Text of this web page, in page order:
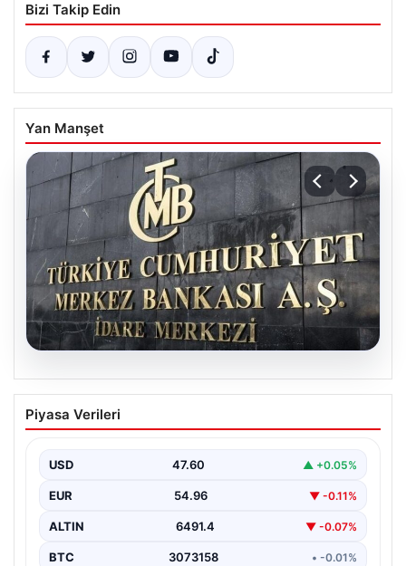
Bizi Takip Edin
Yan Manşet
05.08.2026
Merkez Bankası faiz kararı ne zaman?
Ekonomistlerin nisan ayı faiz beklentisi
Piyasa Verileri
USD 47.60 ▲ +0.05%
EUR 54.96 ▼ -0.11%
ALTIN 6491.4 ▼ -0.07%
BTC 3073158 • -0.01%